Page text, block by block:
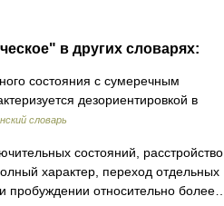
в других словарях:
состояния с сумеречным
дезориентировкой в
словарь
состояний, расстройство
характер, переход отдельных
пробуждении относительно более…